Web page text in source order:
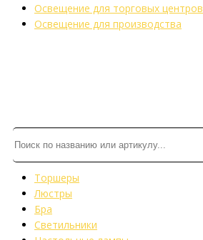
Освещение для торговых центров
Освещение для производства
Торшеры
Люстры
Бра
Светильники